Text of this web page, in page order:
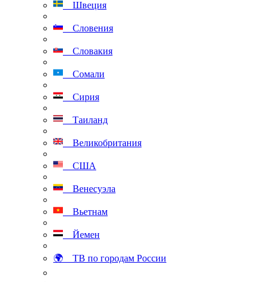
Швеция
Словения
Словакия
Сомали
Сирия
Таиланд
Великобритания
США
Венесуэла
Вьетнам
Йемен
🌍 ТВ по городам России